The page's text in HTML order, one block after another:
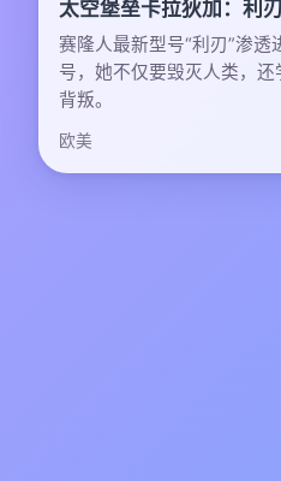
太空堡垒卡拉狄加：利刃
赛隆人最新型号“利刃”渗透
号，她不仅要毁灭人类，还
背叛。
欧美